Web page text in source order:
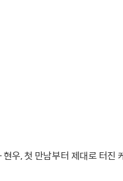
우, 첫 만남부터 제대로 터진